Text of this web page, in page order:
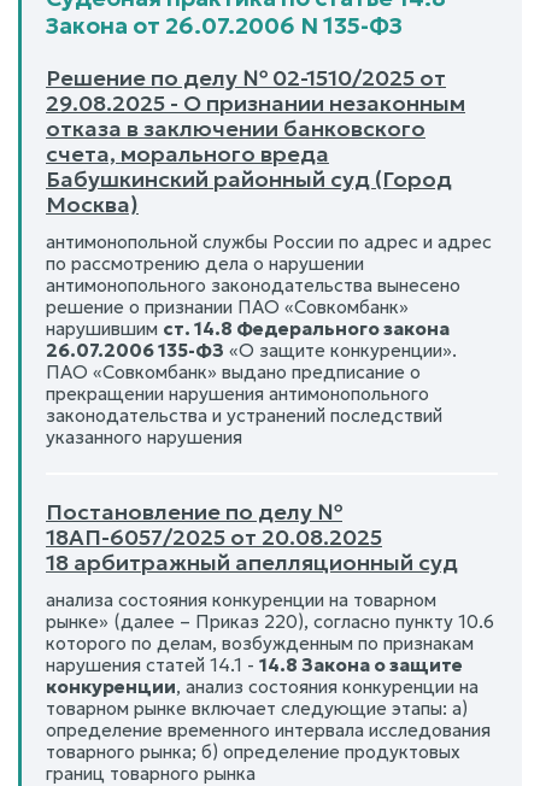
Закона от 26.07.2006 N 135-ФЗ
Решение по делу № 02-1510/2025 от
29.08.2025 - О признании незаконным
отказа в заключении банковского
счета, морального вреда
Бабушкинский районный суд (Город
Москва)
антимонопольной службы России по адрес и адрес
по рассмотрению дела о нарушении
антимонопольного законодательства вынесено
решение о признании ПАО «Совкомбанк»
нарушившим ст. 14.8 Федерального закона
26.07.2006 135-ФЗ «О защите конкуренции».
ПАО «Совкомбанк» выдано предписание о
прекращении нарушения антимонопольного
законодательства и устранений последствий
указанного нарушения
Постановление по делу №
18АП-6057/2025 от 20.08.2025
18 арбитражный апелляционный суд
анализа состояния конкуренции на товарном
рынке» (далее – Приказ 220), согласно пункту 10.6
которого по делам, возбужденным по признакам
нарушения статей 14.1 - 14.8 Закона о защите
конкуренции, анализ состояния конкуренции на
товарном рынке включает следующие этапы: а)
определение временного интервала исследования
товарного рынка; б) определение продуктовых
границ товарного рынка